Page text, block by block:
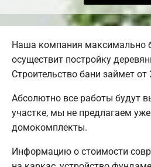
Наша компания максимально
осуществит постройку
Строительство бани займет от
Абсолютно все работы будут
участке, мы не предлагаем
домокомплекты.
Информацию о стоимости